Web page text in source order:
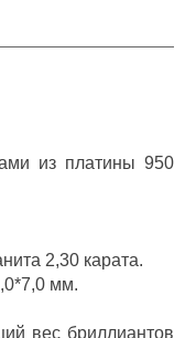
из платины 950
2,30 карата.
мм.
вес бриллиантов